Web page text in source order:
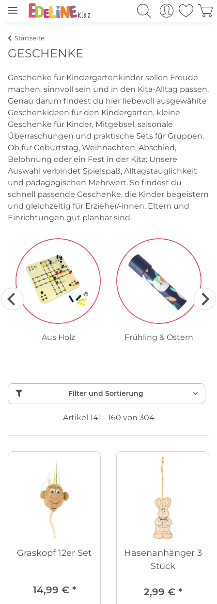
Startseite
GESCHENKE
Geschenke für Kindergartenkinder sollen Freude
machen, sinnvoll sein und in den Kita-Alltag passen.
Genau darum findest du hier liebevoll ausgewählte
Geschenkideen für den Kindergarten, kleine
Geschenke für Kinder, Mitgebsel, saisonale
Überraschungen und praktische Sets für Gruppen.
Ob für Geburtstag, Weihnachten, Abschied,
Belohnung oder ein Fest in der Kita: Unsere
Auswahl verbindet Spielspaß, Alltagstauglichkeit
und pädagogischen Mehrwert. So findest du
schnell passende Geschenke, die Kinder begeistern
und gleichzeitig für Erzieher/-innen, Eltern und
Einrichtungen gut planbar sind.
Aus Holz Frühling & Ostern
Filter und Sortierung
Artikel 141 - 160 von 304
Graskopf 12er Set
14,99 € *
Hasenanhänger 3
Stück
2,99 € *